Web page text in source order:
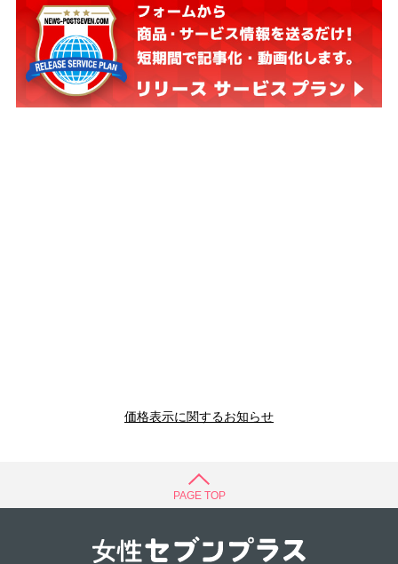
価格表示に関するお知らせ
PAGE TOP